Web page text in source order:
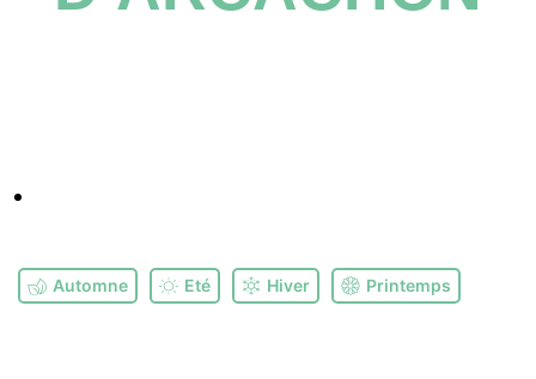
Automne Eté Hiver Printemps